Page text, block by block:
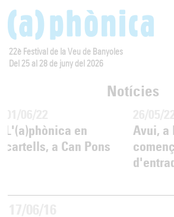
22è Festival de la Veu de Banyoles
Del 25 al 28 de juny del 2026
Notícies
L'(a)phònica en
cartells, a Can Pons
Avui, a